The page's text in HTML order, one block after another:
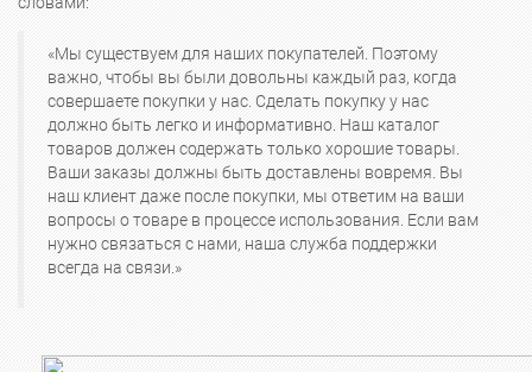
«Мы существуем для наших покупателей. Поэтому
важно, чтобы вы были довольны каждый раз, когда
совершаете покупки у нас. Сделать покупку у нас
должно быть легко и информативно. Наш каталог
товаров должен содержать только хорошие товары.
Ваши заказы должны быть доставлены вовремя. Вы
наш клиент даже после покупки, мы ответим на ваши
вопросы о товаре в процессе использования. Если вам
нужно связаться с нами, наша служба поддержки
всегда на связи.»